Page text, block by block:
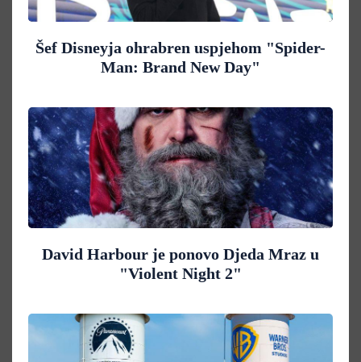
Šef Disneyja ohrabren uspjehom "Spider-
Man: Brand New Day"
David Harbour je ponovo Djeda Mraz u
"Violent Night 2"